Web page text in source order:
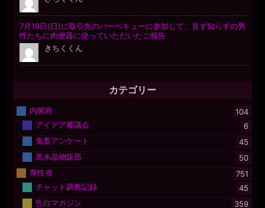
カテゴリー
内閣府
104
アイデア審議会
6
鬼畜アンケート
45
黒水晶物販部
50
厚性省
751
チャット調教記録
45
告白マガジン
359